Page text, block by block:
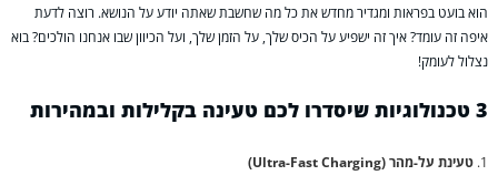
הוא בועט בפראות ומגדיר מחדש את כל מה שחשבת שאתה יודע על הנושא. רוצה לדעת
איפה זה עומד? איך זה ישפיע על הכיס שלך, על הזמן שלך, ועל הכיוון שבו אנחנו הולכים? בוא
נצלול לעומק!
3 טכנולוגיות שיסדרו לכם טעינה בקלילות ובמהירות
טעינת על-מהר (Ultra-Fast Charging)